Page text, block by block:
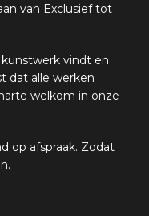
van Exclusief tot
kunstwerk vindt en
dat alle werken
welkom in onze
op afspraak. Zodat